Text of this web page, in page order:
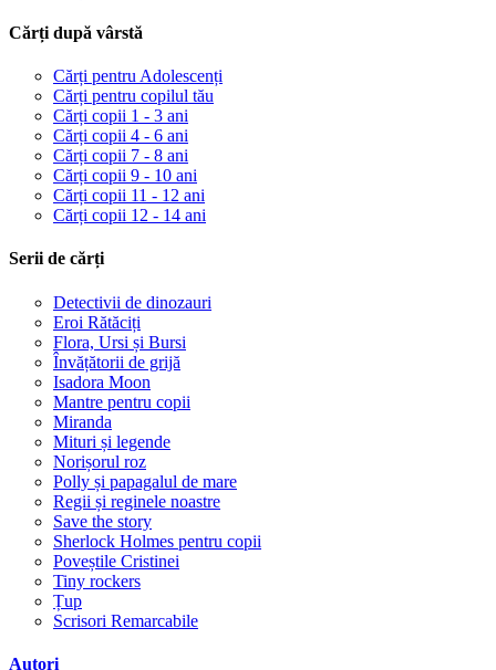
Cărți după vârstă
Cărți pentru Adolescenți
Cărți pentru copilul tău
Cărți copii 1 - 3 ani
Cărți copii 4 - 6 ani
Cărți copii 7 - 8 ani
Cărți copii 9 - 10 ani
Cărți copii 11 - 12 ani
Cărți copii 12 - 14 ani
Serii de cărți
Detectivii de dinozauri
Eroi Rătăciți
Flora, Ursi și Bursi
Învățătorii de grijă
Isadora Moon
Mantre pentru copii
Miranda
Mituri și legende
Norișorul roz
Polly și papagalul de mare
Regii și reginele noastre
Save the story
Sherlock Holmes pentru copii
Poveștile Cristinei
Tiny rockers
Țup
Scrisori Remarcabile
Autori